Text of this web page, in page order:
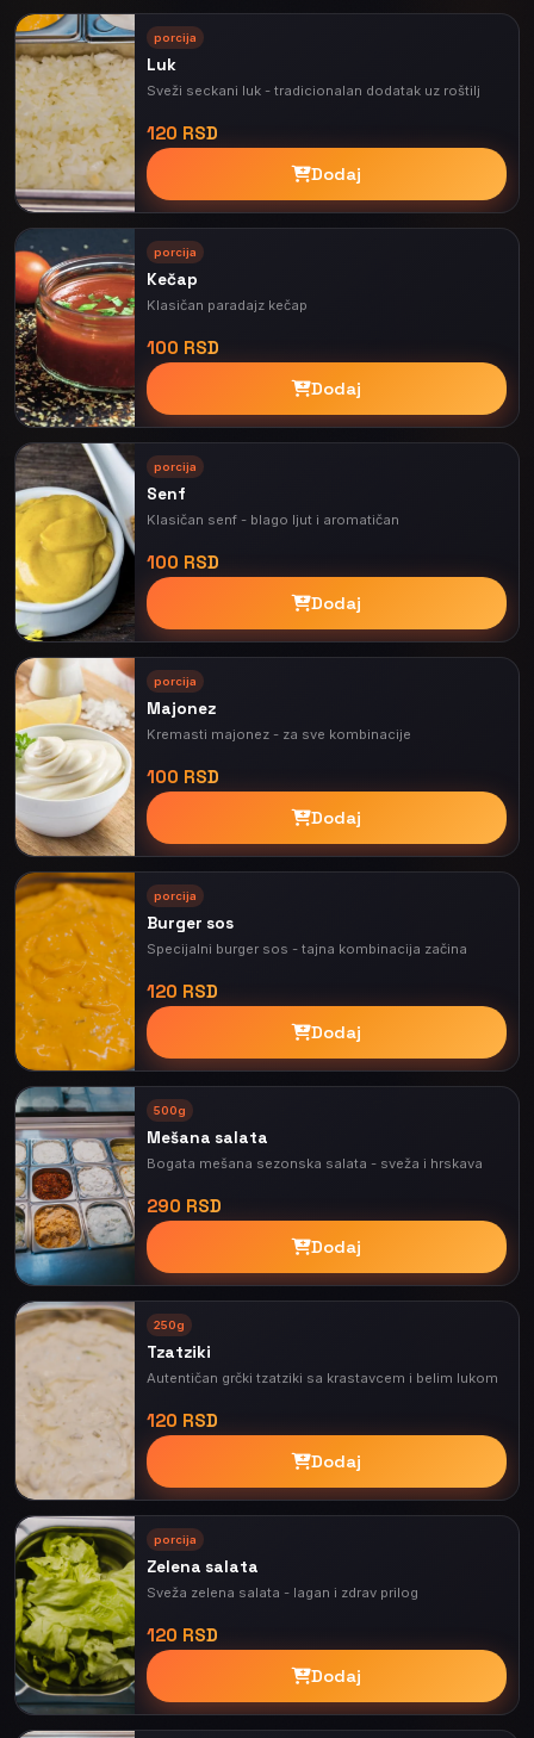
porcija
Luk
Sveži seckani luk - tradicionalan dodatak uz roštilj
120 RSD
Dodaj
porcija
Kečap
Klasičan paradajz kečap
100 RSD
Dodaj
porcija
Senf
Klasičan senf - blago ljut i aromatičan
100 RSD
Dodaj
porcija
Majonez
Kremasti majonez - za sve kombinacije
100 RSD
Dodaj
porcija
Burger sos
Specijalni burger sos - tajna kombinacija začina
120 RSD
Dodaj
500g
Mešana salata
Bogata mešana sezonska salata - sveža i hrskava
290 RSD
Dodaj
250g
Tzatziki
Autentičan grčki tzatziki sa krastavcem i belim lukom
120 RSD
Dodaj
porcija
Zelena salata
Sveža zelena salata - lagan i zdrav prilog
120 RSD
Dodaj